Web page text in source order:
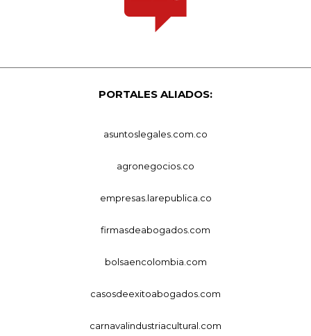
PORTALES ALIADOS:
asuntoslegales.com.co
agronegocios.co
empresas.larepublica.co
firmasdeabogados.com
bolsaencolombia.com
casosdeexitoabogados.com
carnavalindustriacultural.com